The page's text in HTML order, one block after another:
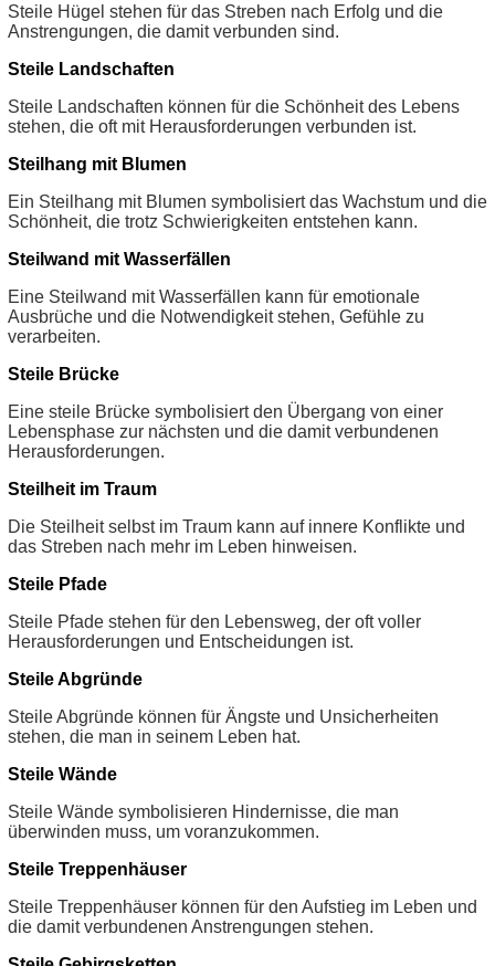
Steile Hügel stehen für das Streben nach Erfolg und die
Anstrengungen, die damit verbunden sind.
Steile Landschaften
Steile Landschaften können für die Schönheit des Lebens
stehen, die oft mit Herausforderungen verbunden ist.
Steilhang mit Blumen
Ein Steilhang mit Blumen symbolisiert das Wachstum und die
Schönheit, die trotz Schwierigkeiten entstehen kann.
Steilwand mit Wasserfällen
Eine Steilwand mit Wasserfällen kann für emotionale
Ausbrüche und die Notwendigkeit stehen, Gefühle zu
verarbeiten.
Steile Brücke
Eine steile Brücke symbolisiert den Übergang von einer
Lebensphase zur nächsten und die damit verbundenen
Herausforderungen.
Steilheit im Traum
Die Steilheit selbst im Traum kann auf innere Konflikte und
das Streben nach mehr im Leben hinweisen.
Steile Pfade
Steile Pfade stehen für den Lebensweg, der oft voller
Herausforderungen und Entscheidungen ist.
Steile Abgründe
Steile Abgründe können für Ängste und Unsicherheiten
stehen, die man in seinem Leben hat.
Steile Wände
Steile Wände symbolisieren Hindernisse, die man
überwinden muss, um voranzukommen.
Steile Treppenhäuser
Steile Treppenhäuser können für den Aufstieg im Leben und
die damit verbundenen Anstrengungen stehen.